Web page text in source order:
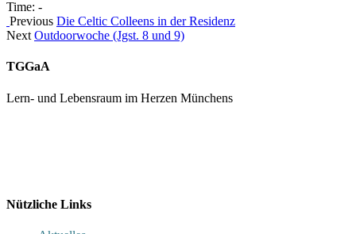
Time: -
Previous Die Celtic Colleens in der Residenz
Next Outdoorwoche (Jgst. 8 und 9)
TGGaA
Lern- und Lebensraum im Herzen Münchens
Nützliche Links